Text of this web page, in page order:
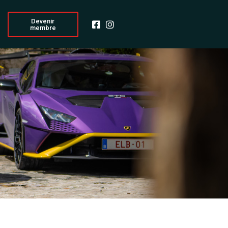
Devenir
membre